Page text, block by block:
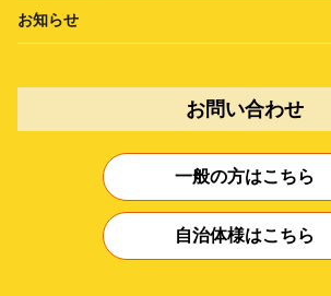
お知らせ
お問い合わせ
一般の方はこちら
自治体様はこちら